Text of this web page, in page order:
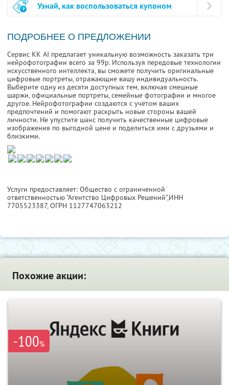
Узнай, как воспользоваться купоном
ПОДРОБНЕЕ О ПРЕДЛОЖЕНИИ
Сервис KK AI предлагает уникальную возможность заказать три
нейрофотографии всего за 99р. Используя передовые технологии
искусственного интеллекта, вы сможете получить оригинальные
цифровые портреты, отражающие вашу индивидуальность.
Выберите одну из десяти доступных тем, включая смешные
шаржи, официальные портреты, семейные фотографии и многое
другое. Нейрофотографии создаются с учётом ваших
предпочтений и помогают раскрыть новые стороны вашей
личности. Не упустите шанс получить качественные цифровые
изображения по выгодной цене и поделиться ими с друзьями и
близкими.
Услуги предоставляет: Общество с ограниченной
ответственностью "Агентство Цифровых Решений",ИНН
7705523387, ОГРН 1127747063212
Похожие акции:
-100%